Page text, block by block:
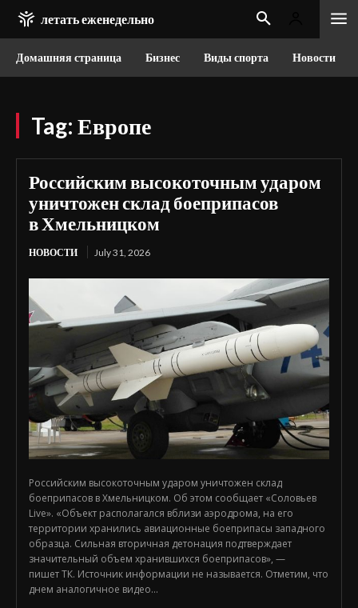
летать еженедельно
Домашняя страница Бизнес Виды спорта Новости
Tag: Европе
Российским высокоточным ударом
уничтожен склад боеприпасов
в Хмельницком
НОВОСТИ July 31, 2026
Российским высокоточным ударом уничтожен склад
боеприпасов в Хмельницком. Об этом сообщает «Соловьев
Live». «Объект располагался вблизи аэродрома, на его
территории хранились авиационные боеприпасы западного
образца. Сильная вторичная детонация подтверждает
значительный объем хранившихся боеприпасов», —
пишет ТК. Источник информации не называется. Отметим, что
днем аналогичное видео...